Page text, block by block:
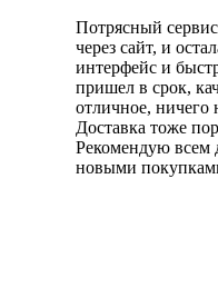
Потрясный
через сайт, и
интерфейс и
пришел в срок,
отличное, ничего
Доставка тоже
Рекомендую всем
новыми